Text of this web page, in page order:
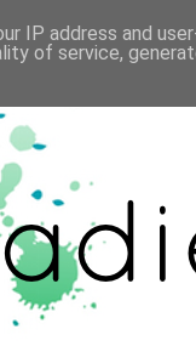
IP address and
of service,